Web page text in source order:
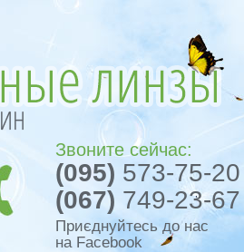
Звоните сейчас:
(095) 573-75-20
(067) 749-23-67
Приєднуйтесь до нас
на Facebook